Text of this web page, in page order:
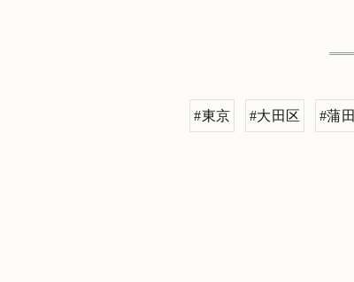
#東京 #大田区 #蒲田